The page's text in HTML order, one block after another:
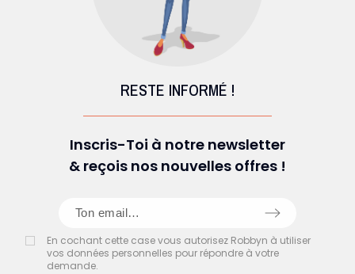
RESTE INFORMÉ !
Inscris-Toi à notre newsletter
& reçois nos nouvelles offres !
En cochant cette case vous autorisez Robbyn à utiliser
vos données personnelles pour répondre à votre
demande.